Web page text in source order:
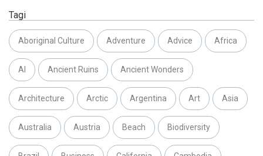
Tagi
Aboriginal Culture Adventure Advice Africa
AI Ancient Ruins Ancient Wonders
Architecture Arctic Argentina Art Asia
Australia Austria Beach Biodiversity